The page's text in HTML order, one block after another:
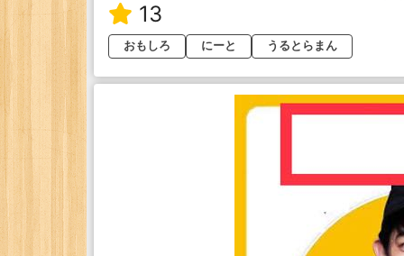
13
おもしろ にーと うるとらまん